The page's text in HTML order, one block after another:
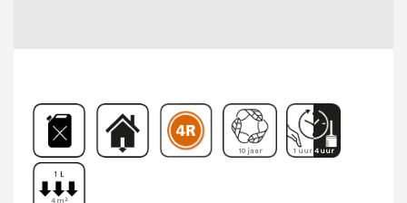
10 jaar 1 uur 4 uur
4 m²